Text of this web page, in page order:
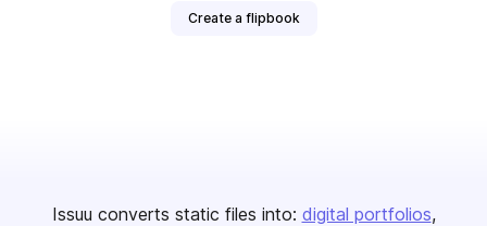
Create a flipbook
Issuu converts static files into: digital portfolios